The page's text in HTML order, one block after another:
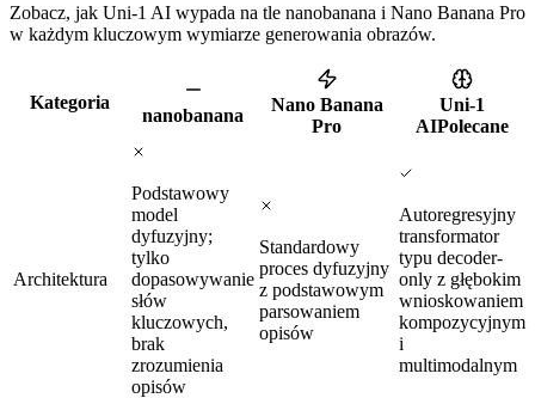
Zobacz, jak Uni-1 AI wypada na tle nanobanana i Nano Banana Pro
w każdym kluczowym wymiarze generowania obrazów.
Kategoria
nanobanana
Nano Banana
Pro
Uni-1
AIPolecane
Architektura
Podstawowy
model
dyfuzyjny;
tylko
dopasowywanie
słów
kluczowych,
brak
zrozumienia
opisów
Standardowy
proces dyfuzyjny
z podstawowym
parsowaniem
opisów
Autoregresyjny
transformator
typu decoder-
only z głębokim
wnioskowaniem
kompozycyjnym
i
multimodalnym